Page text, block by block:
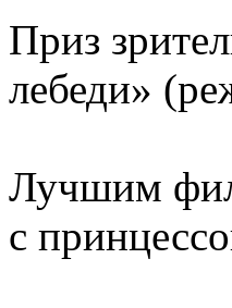
Приз
лебеди»
Лучшим
с